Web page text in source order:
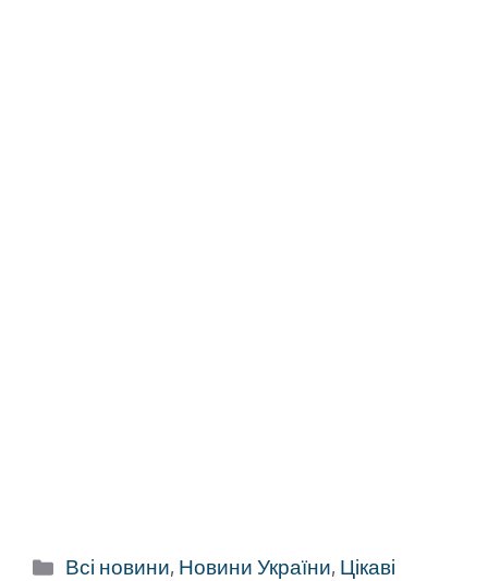
Категорії
Всі новини, Новини України, Цікаві